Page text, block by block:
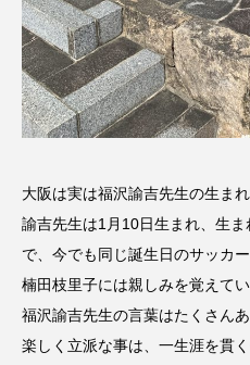
大阪は実は福沢諭吉先生の生ま
諭吉先生は1月10日生まれ、生
で、今でも同じ誕生日のサッカ
楠田枝里子には親しみを覚えてい
福沢諭吉先生の言葉はたくさん
楽しく立派な事は、一生涯を貫